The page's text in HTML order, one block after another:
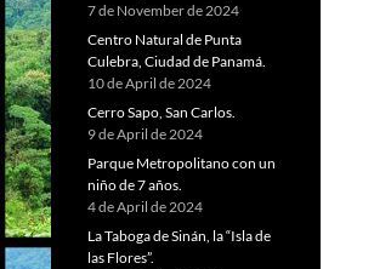
7 de November de 2024
Centro Natural de Punta
Culebra, Ciudad de Panamá.
10 de April de 2024
Cerro Sapo, San Carlos.
9 de April de 2024
Parque Metropolitano con un
niño de 7 años.
4 de April de 2024
La Taboga de Sinán, la “Isla de
las Flores”.